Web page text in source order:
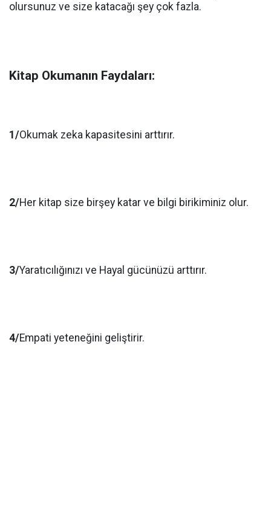
olursunuz ve size katacağı şey çok fazla.
Kitap Okumanın Faydaları:
1/Okumak zeka kapasitesini arttırır.
2/Her kitap size birşey katar ve bilgi birikiminiz olur.
3/Yaratıcılığınızı ve Hayal gücünüzü arttırır.
4/Empati yeteneğini geliştirir.